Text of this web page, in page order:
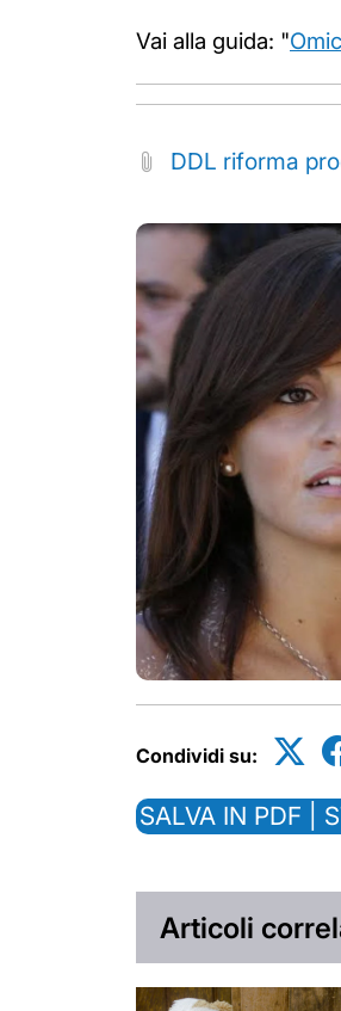
Vai alla guida: "
DDL riforma
Condividi su:
SALVA IN PDF |
Articoli